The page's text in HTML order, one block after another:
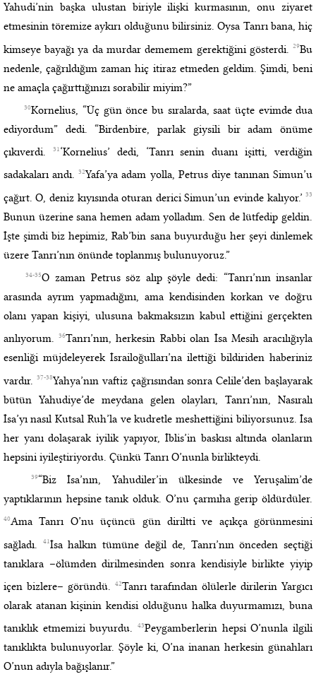
Yahudi’nin başka ulustan biriyle ilişki kurmasının, onu ziyaret
etmesinin töremize aykırı olduğunu bilirsiniz. Oysa Tanrı bana, hiç
kimseye bayağı ya da murdar dememem gerektiğini gösterdi.29Bu
nedenle, çağrıldığım zaman hiç itiraz etmeden geldim. Şimdi, beni
ne amaçla çağırttığınızı sorabilir miyim?”
30Kornelius, “Üç gün önce bu sıralarda, saat üçte evimde dua
ediyordum” dedi. “Birdenbire, parlak giysili bir adam önüme
çıkıverdi.
31 ‘Kornelius’ dedi, ‘Tanrı senin duanı işitti, verdiğin
sadakaları andı.32Yafa’ya adam yolla, Petrus diye tanınan Simun’u
çağırt. O, deniz kıyısında oturan derici Simun’un evinde kalıyor.’33
Bunun üzerine sana hemen adam yolladım. Sen de lütfedip geldin.
İşte şimdi biz hepimiz, Rab’bin sana buyurduğu her şeyi dinlemek
üzere Tanrı’nın önünde toplanmış bulunuyoruz.”
34-35O zaman Petrus söz alıp şöyle dedi: “Tanrı’nın insanlar
arasında ayrım yapmadığını, ama kendisinden korkan ve doğru
olanı yapan kişiyi, ulusuna bakmaksızın kabul ettiğini gerçekten
anlıyorum.36Tanrı’nın, herkesin Rabbi olan İsa Mesih aracılığıyla
esenliği müjdeleyerek İsrailoğulları’na ilettiği bildiriden haberiniz
vardır. 37-38Yahya’nın vaftiz çağrısından sonra Celile’den başlayarak
bütün Yahudiye’de meydana gelen olayları, Tanrı’nın, Nasıralı
İsa’yı nasıl Kutsal Ruh’la ve kudretle meshettiğini biliyorsunuz. İsa
her yanı dolaşarak iyilik yapıyor, İblis’in baskısı altında olanların
hepsini iyileştiriyordu. Çünkü Tanrı O’nunla birlikteydi.
39“Biz İsa’nın, Yahudiler’in ülkesinde ve Yeruşalim’de
yaptıklarının hepsine tanık olduk. O’nu çarmıha gerip öldürdüler.
40Ama Tanrı O’nu üçüncü gün diriltti ve açıkça görünmesini
sağladı.
41İsa halkın tümüne değil de, Tanrı’nın önceden seçtiği
tanıklara –ölümden dirilmesinden sonra kendisiyle birlikte yiyip
içen bizlere– göründü.
42Tanrı tarafından ölülerle dirilerin Yargıcı
olarak atanan kişinin kendisi olduğunu halka duyurmamızı, buna
tanıklık etmemizi buyurdu.
43Peygamberlerin hepsi O’nunla ilgili
tanıklıkta bulunuyorlar. Şöyle ki, O’na inanan herkesin günahları
O’nun adıyla bağışlanır.”